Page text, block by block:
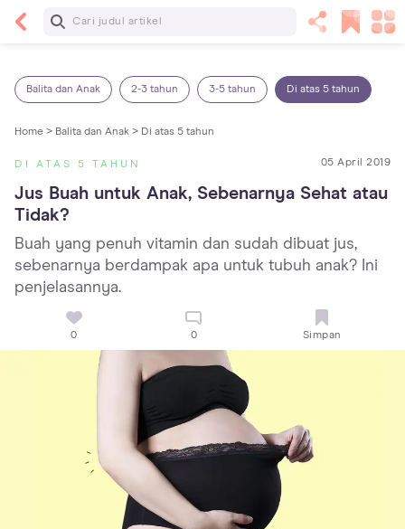
Baca Selanjutnya
Balita dan Anak 2-3 tahun 3-5 tahun Di atas 5 tahun
Home > Balita dan Anak > Di atas 5 tahun
DI ATAS 5 TAHUN 05 April 2019
Jus Buah untuk Anak, Sebenarnya Sehat atau
Tidak?
Buah yang penuh vitamin dan sudah dibuat jus,
sebenarnya berdampak apa untuk tubuh anak? Ini
penjelasannya.
0 0 Simpan